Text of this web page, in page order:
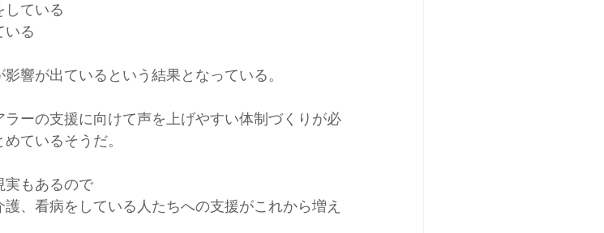
している
いる
響が出ているという結果となっている。
ーの支援に向けて声を上げやすい体制づくりが必
ているそうだ。
実もあるので
、看病をしている人たちへの支援がこれから増え